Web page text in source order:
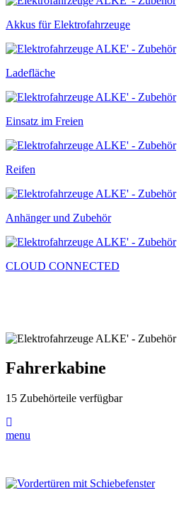
Akkus für Elektrofahrzeuge
Ladefläche
Einsatz im Freien
Reifen
Anhänger und Zubehör
CLOUD CONNECTED
Fahrerkabine
15 Zubehörteile verfügbar
menu